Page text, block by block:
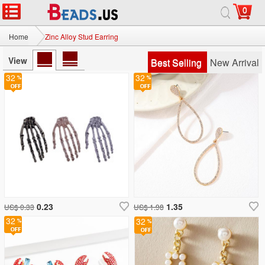
0
Home Zinc Alloy Stud Earring
View Best Selling New Arrival
32
US$ 1.98 1.35
32
32
32
US$ 0.33 0.23